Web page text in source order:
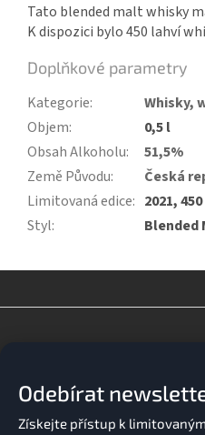
Tato blended malt whisky
K dispozici bylo 450 lahví
Doplňkové parametry
Kategorie:
Whisky,
Objem:
0,5 l
Obsah Alkoholu:
51,5%
Země Původu:
Česká
Limitovaná edice: 2021,
Styl: Blended
Odebírat